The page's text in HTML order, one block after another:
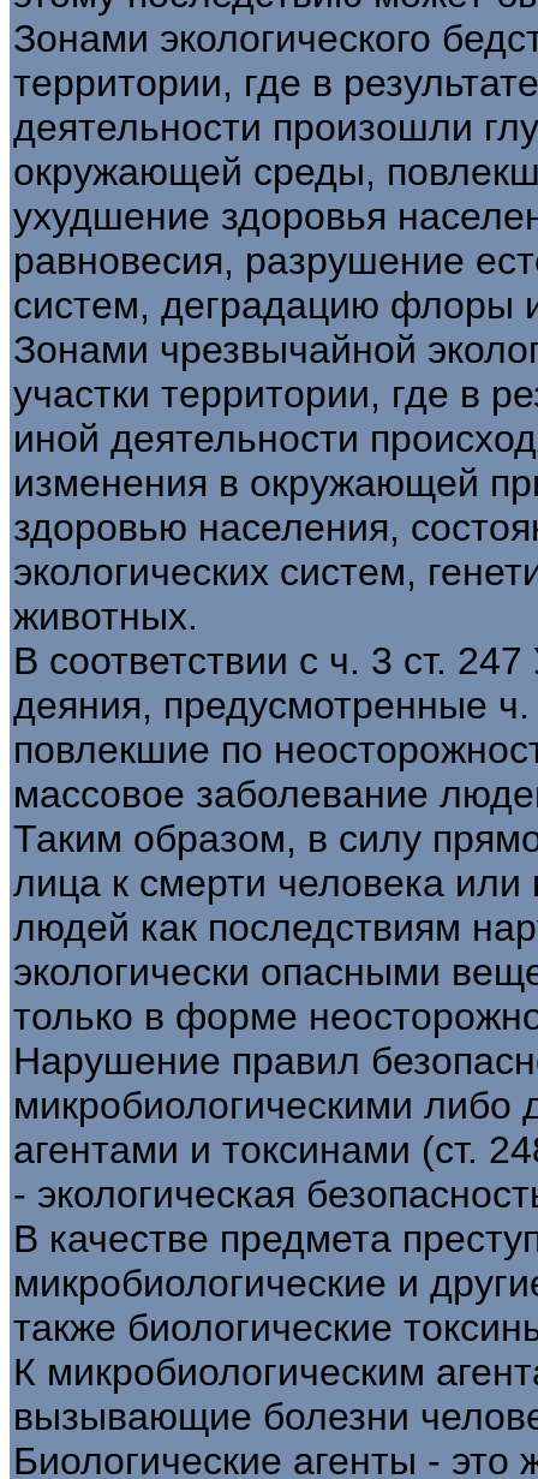
Зонами экологического
территории, где в
деятельности произошли
окружающей среды,
ухудшение здоровья
равновесия, разрушение
систем, деградацию флоры
Зонами чрезвычайной
участки территории, где в
иной деятельности
изменения в окружающей
здоровью населения,
экологических систем,
животных.
В соответствии с ч. 3 ст.
деяния, предусмотренные
повлекшие по
массовое заболевание
Таким образом, в силу
лица к смерти человека
людей как последствиям
экологически опасными
только в форме
Нарушение правил
микробиологическими либо
агентами и токсинами (ст.
- экологическая
В качестве предмета
микробиологические и
также биологические
К микробиологическим
вызывающие болезни
Биологические агенты -